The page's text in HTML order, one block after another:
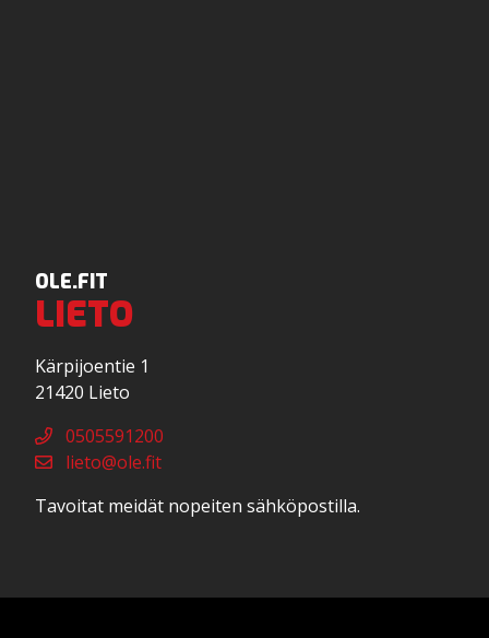
OLE.FIT
LIETO
Kärpijoentie 1
21420 Lieto
0505591200
lieto@ole.fit
Tavoitat meidät nopeiten sähköpostilla.